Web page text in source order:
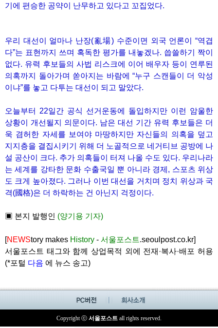
기에 편승한 공약이 난무하고 있다고 꼬집었다.
우리 대선이 얼마나 난장(亂場) 수준이면 외국 언론이 “역겹
다”는 표현까지 쓰며 혹독한 평가를 내놓겠나. 씁쓸하기 짝이
없다. 유력 후보들의 사법 리스크에 이어 배우자 등이 연루된
의혹까지 돌아가며 쏟아지는 바람에 “누구 스캔들이 더 악성
이냐”를 놓고 다투는 대선이 되고 말았다.
오늘부터 22일간 공식 선거운동에 돌입하지만 이런 암울한
상황이 개선될지 의문이다. 남은 대선 기간 유력 후보들은 더
욱 겸허한 자세를 보여야 마땅하지만 자신들의 의혹을 덮고
지지층을 결집시키기 위해 더 노골적으로 네거티브 공방에 나
설 공산이 크다. 추가 의혹들이 터져 나올 수도 있다. 우리나라
는 세계를 강타한 문화 수출국일 뿐 아니라 경제, 스포츠 위상
도 크게 높아졌다. 그러나 이번 대선을 거치며 정치 위상과 국
격(國格)은 더 하락하는 건 아닌지 걱정이다.
▣ 본지 발행인 (양기용 기자)
[NEWStory makes History - 서울포스트.seoulpost.co.kr]
서울포스트 태그와 함께 상업목적 외에 전재·복사·배포 허용
(*포털 다음 에 뉴스 송고)
Copyright ⓒ 서울포스트 all rights reserved.